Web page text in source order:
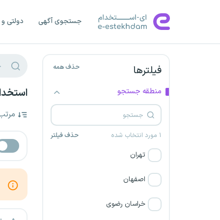
جستجوی آگهی دولتی
فیلترها حذف همه
منطقه جستجو
۱ مورد انتخاب شده حذف فیلتر
تهران
اصفهان
خراسان رضوی